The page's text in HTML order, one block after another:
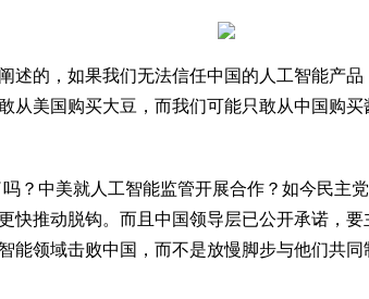
述的，如果我们无法信任中国的人工智能产
从美国购买大豆，而我们可能只敢从中国购
吗？中美就人工智能监管开展合作？如今民主
快推动脱钩。而且中国领导层已公开承诺，
能领域击败中国，而不是放慢脚步与他们共